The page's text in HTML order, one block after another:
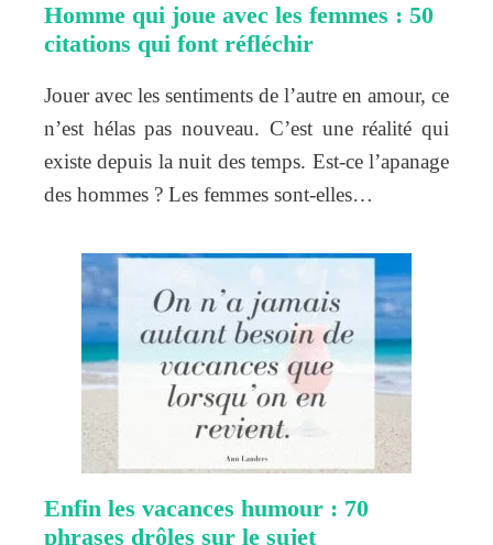
Homme qui joue avec les femmes : 50
citations qui font réfléchir
Jouer avec les sentiments de l’autre en amour, ce
n’est hélas pas nouveau. C’est une réalité qui
existe depuis la nuit des temps. Est-ce l’apanage
des hommes ? Les femmes sont-elles…
Enfin les vacances humour : 70
phrases drôles sur le sujet